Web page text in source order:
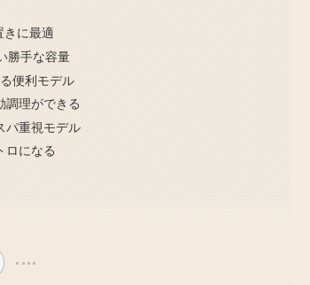
きに最適
勝手な容量
便利モデル
調理ができる
パ重視モデル
ロになる